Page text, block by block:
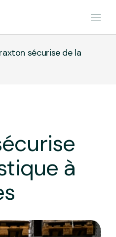
sécurise de la
à